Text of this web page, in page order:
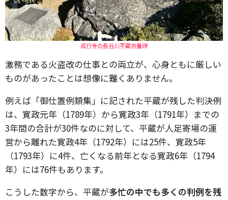
戒行寺の長谷川平蔵供養碑
激務である火盗改の仕事との両立が、心身ともに厳しい
ものがあったことは想像に難くありません。
例えば「御仕置例類集」に記された平蔵が残した判決例
は、寛政元年（1789年）から寛政3年（1791年）までの
3年間の合計が30件なのに対して、平蔵が人足寄場の運
営から離れた寛政4年（1792年）には25件、寛政5年
（1793年）に4件、亡くなる前年となる寛政6年（1794
年）には76件もあります。
こうした数字から、平蔵が多忙の中でも多くの判例を残